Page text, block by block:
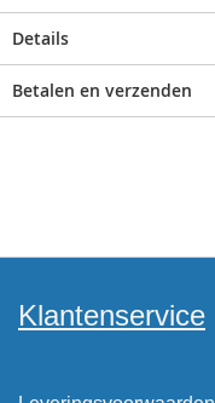
Details
Betalen en verzenden
Klantenservice